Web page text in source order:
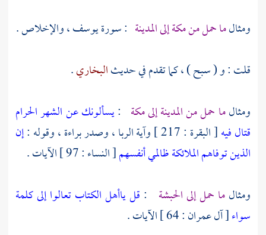
ومثالما حمل منمكةإلىالمدينة : سورة يوسف ، والإخلاص .
قلت : و ( سبح ) ، كما تقدم في حديثالبخاري.
ومثالما حمل منالمدينةإلىمكة :يسألونك عن الشهر الحرام
قتال فيه[ البقرة : 217 ] وآية الربا ، وصدر براءة ، وقوله :
إن
الذين توفاهم الملائكة ظالمي أنفسهم[ النساء : 97 ] الآيات .
ومثالما حمل إلىالحبشة : قل ياأهل الكتاب تعالوا إلى كلمة
سواء[ آل عمران : 64 ] الآيات .